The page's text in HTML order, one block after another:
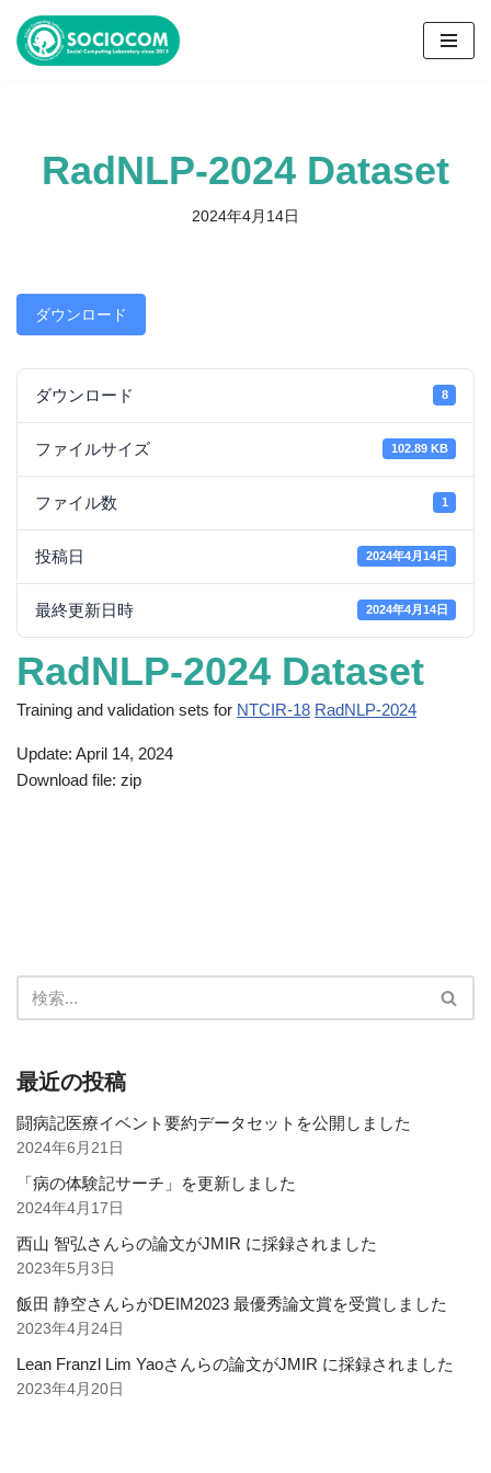
コ
プ
RadNLP-2024 Dataset
2024年4月14日
ダウンロード
ダウンロード 8
ファイルサイズ 102.89 KB
ファイル数 1
投稿日 2024年4月14日
最終更新日時 2024年4月14日
RadNLP-2024 Dataset
Training and validation sets for NTCIR-18 RadNLP-2024
Update: April 14, 2024
Download file: zip
最近の投稿
闘病記医療イベント要約データセットを公開しました
2024年6月21日
「病の体験記サーチ」を更新しました
2024年4月17日
西山 智弘さんらの論文がJMIR に採録されました
2023年5月3日
飯田 静空さんらがDEIM2023 最優秀論文賞を受賞しました
2023年4月24日
Lean Franzl Lim Yaoさんらの論文がJMIR に採録されました
2023年4月20日